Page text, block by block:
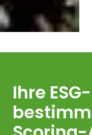
Ihre